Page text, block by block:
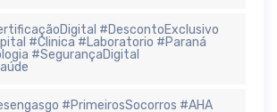
#DescontoExclusivo
#Clinica #Laboratorio #Paraná
#SegurançaDigital
#PrimeirosSocorros #AHA